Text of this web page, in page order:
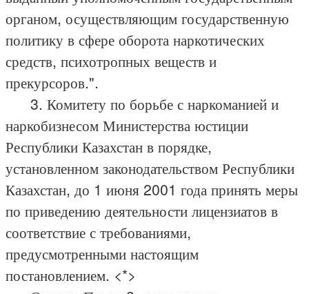
органом, осуществляющим государственную
политику в сфере оборота наркотических
средств, психотропных веществ и
прекурсоров.".
3. Комитету по борьбе с наркоманией и
наркобизнесом Министерства юстиции
Республики Казахстан в порядке,
установленном законодательством Республики
Казахстан, до 1 июня 2001 года принять меры
по приведению деятельности лицензиатов в
соответствие с требованиями,
предусмотренными настоящим
постановлением. <*>